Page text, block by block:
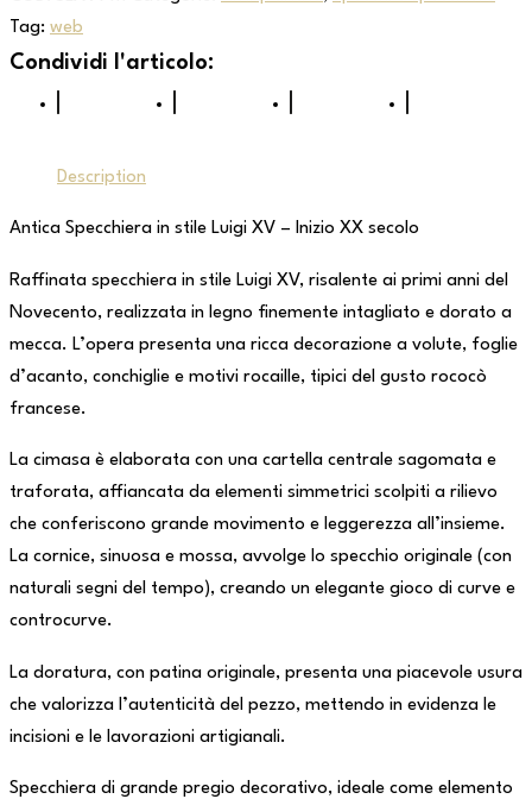
Tag: web
Description
Antica Specchiera in stile Luigi XV – Inizio XX secolo
Raffinata specchiera in stile Luigi XV, risalente ai primi anni del
Novecento, realizzata in legno finemente intagliato e dorato a
mecca. L’opera presenta una ricca decorazione a volute, foglie
d’acanto, conchiglie e motivi rocaille, tipici del gusto rococò
francese.
La cimasa è elaborata con una cartella centrale sagomata e
traforata, affiancata da elementi simmetrici scolpiti a rilievo
che conferiscono grande movimento e leggerezza all’insieme.
La cornice, sinuosa e mossa, avvolge lo specchio originale (con
naturali segni del tempo), creando un elegante gioco di curve e
controcurve.
La doratura, con patina originale, presenta una piacevole usura
che valorizza l’autenticità del pezzo, mettendo in evidenza le
incisioni e le lavorazioni artigianali.
Specchiera di grande pregio decorativo, ideale come elemento